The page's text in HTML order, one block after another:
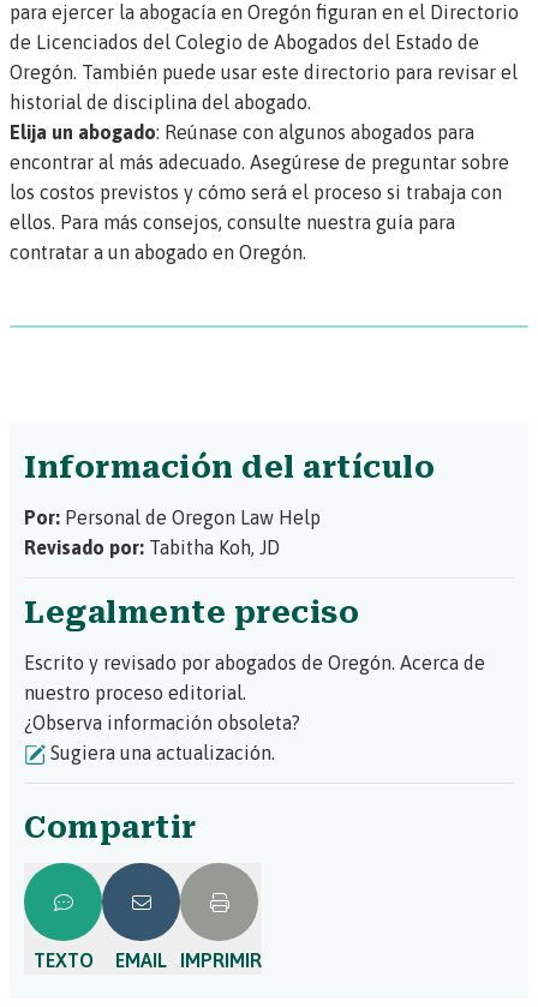
para ejercer la abogacía en Oregón figuran en el Directorio
de Licenciados del Colegio de Abogados del Estado de
Oregón. También puede usar este directorio para revisar el
historial de disciplina del abogado.
Elija un abogado: Reúnase con algunos abogados para
encontrar al más adecuado. Asegúrese de preguntar sobre
los costos previstos y cómo será el proceso si trabaja con
ellos. Para más consejos, consulte nuestra guía para
contratar a un abogado en Oregón.
Información del artículo
Por: Personal de Oregon Law Help
Revisado por: Tabitha Koh, JD
Legalmente preciso
Escrito y revisado por abogados de Oregón. Acerca de
nuestro proceso editorial.
¿Observa información obsoleta?
Sugiera una actualización.
Compartir
TEXTO EMAIL IMPRIMIR